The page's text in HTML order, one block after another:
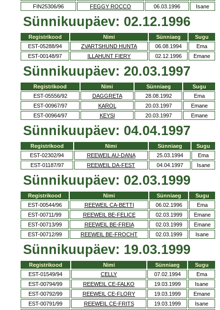
FIN25306/96
FEGGY ROCCO 06.03.1996 Isane
Sünnikuupäev: 02.12.1996
Registrikood Nimi Sünniaeg
Sugu
EST-05288/94
ZVARTSHUND HUNTA 06.08.1994
Ema
EST-00148/97
ILLAHUNT FIERY 02.12.1996 Emane
Sünnikuupäev: 20.03.1997
Registrikood Nimi Sünniaeg
Sugu
EST-05556/92
DAGGRETA 28.08.1992
Ema
EST-00967/97
KAROL 20.03.1997
Emane
EST-00964/97
KEYSI 20.03.1997 Emane
Sünnikuupäev: 04.04.1997
Registrikood Nimi Sünniaeg
Sugu
EST-02302/94
REEWEIL AU-DANA 25.03.1994
Ema
EST-01187/97
REEWEIL DA-FEST 04.04.1997 Isane
Sünnikuupäev: 02.03.1999
Registrikood Nimi Sünniaeg
Sugu
EST-00544/96
REEWEIL CA-BETTI 06.02.1996
Ema
EST-00711/99
REEWEIL BE-FELICE 02.03.1999
Emane
EST-00713/99
REEWEIL BE-FREIA 02.03.1999
Emane
EST-00712/99
REEWEIL BE-FROCHT 02.03.1999 Isane
Sünnikuupäev: 19.03.1999
Registrikood Nimi Sünniaeg
Sugu
EST-01549/94
CELLY 07.02.1994
Ema
EST-00794/99
REEWEIL CE-FALKO 19.03.1999
Isane
EST-00792/99
REEWEIL CE-FLORY 19.03.1999
Emane
EST-00791/99
REEWEIL CE-FRITS 19.03.1999
Isane